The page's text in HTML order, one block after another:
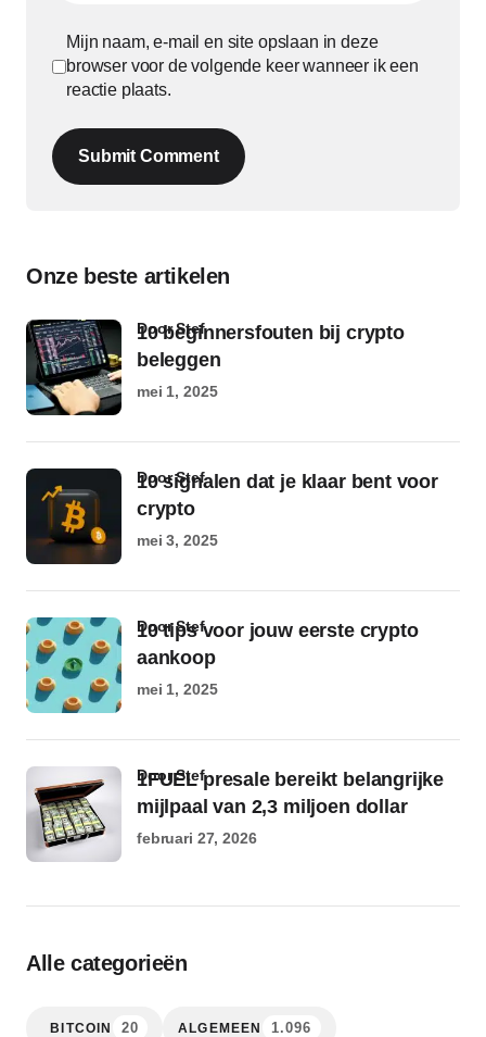
Mijn naam, e-mail en site opslaan in deze
browser voor de volgende keer wanneer ik een
reactie plaats.
Submit Comment
Onze beste artikelen
10 beginnersfouten bij crypto
beleggen
door Stef
mei 1, 2025
10 signalen dat je klaar bent voor
crypto
door Stef
mei 3, 2025
10 tips voor jouw eerste crypto
aankoop
door Stef
mei 1, 2025
1FUEL presale bereikt belangrijke
mijlpaal van 2,3 miljoen dollar
door Stef
februari 27, 2026
Alle categorieën
BITCOIN 20 ALGEMEEN 1.096